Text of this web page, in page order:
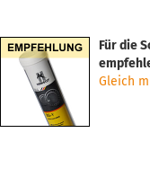
Für die
Gleich